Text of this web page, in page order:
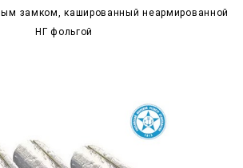
замком, кашированный неармированной
НГ фольгой